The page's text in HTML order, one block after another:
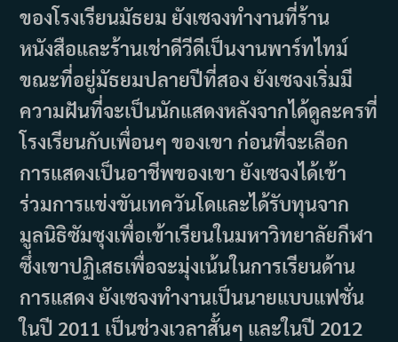
ของโรงเรียนมัธยม ยังเซจงทำงานที่ร้าน
หนังสือและร้านเช่าดีวีดีเป็นงานพาร์ทไทม์
ขณะที่อยู่มัธยมปลายปีที่สอง ยังเซจงเริ่มมี
ความฝันที่จะเป็นนักแสดงหลังจากได้ดูละครที่
โรงเรียนกับเพื่อนๆ ของเขา ก่อนที่จะเลือก
การแสดงเป็นอาชีพของเขา ยังเซจงได้เข้า
ร่วมการแข่งขันเทควันโดและได้รับทุนจาก
มูลนิธิซัมซุงเพื่อเข้าเรียนในมหาวิทยาลัยกีฬา
ซึ่งเขาปฏิเสธเพื่อจะมุ่งเน้นในการเรียนด้าน
การแสดง ยังเซจงทำงานเป็นนายแบบแฟชั่น
ในปี 2011 เป็นช่วงเวลาสั้นๆ และในปี 2012